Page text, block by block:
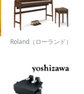
Roland（ローランド）